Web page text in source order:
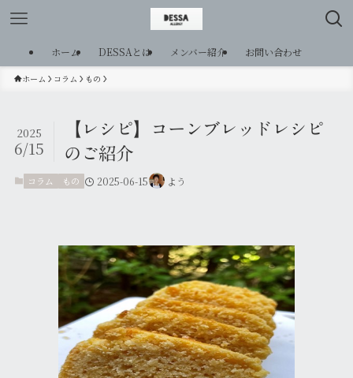
ホーム DESSAとは メンバー紹介 お問い合わせ
ホーム コラム もの
【レシピ】コーンブレッドレシピ
のご紹介
2025
6/15
コラム もの 2025-06-15 よう